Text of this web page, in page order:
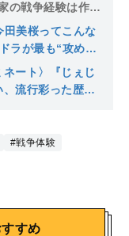
の戦争経験は作品
田美桜ってこんな
ラが最も“攻めた
ネート〉『じぇじ
流行彩った歴代
#戦争体験
すめ